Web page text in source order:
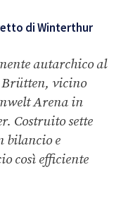
di Winterthur
autarchico al
Brütten, vicino
Arena in
Costruito sette
bilancio e
così efficiente